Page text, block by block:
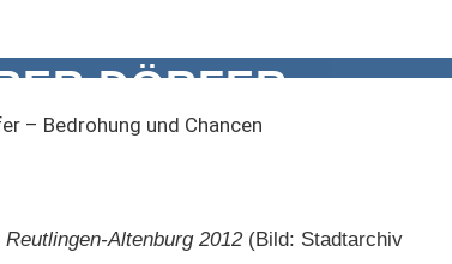
DÖRFER –
– Bedrohung und Chancen
Altenburg 2012(Bild: Stadtarchiv